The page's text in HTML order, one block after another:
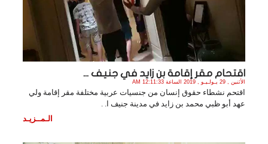
اقتحام مقر إقامة بن زايد في جنيف ...
الأثنين , 29 يـولـيـو , 2019 الساعة 12:11:33 AM
اقتحم نشطاء حقوق إنسان من جنسيات عربية مختلفة مقر إقامة ولي
عهد أبو ظبي محمد بن زايد في مدينة جنيف ا. .
الـمــزيـد